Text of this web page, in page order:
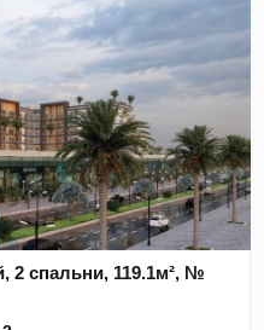
2 спальни, 119.1м², №